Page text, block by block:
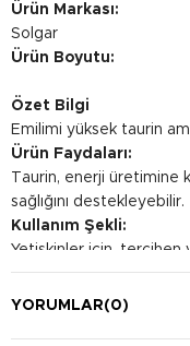
Ürün Markası:
Solgar
Ürün Boyutu:
Özet Bilgi
Emilimi yüksek taurin
Ürün Faydaları:
Taurin, enerji üretimine
sağlığını destekleyebilir.
Kullanım Şekli:
Yetişkinler için, tercihen
bitkisel kapsül
YORUMLAR(0)